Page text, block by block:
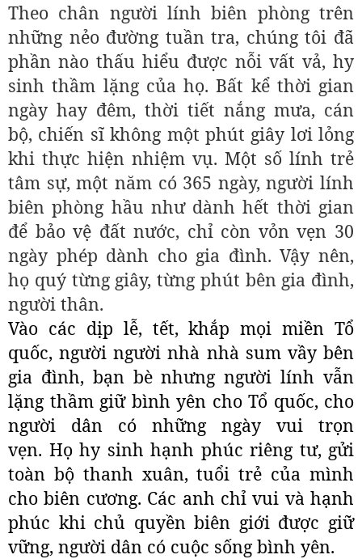
Theo chân người lính biên phòng trên
những nẻo đường tuần tra, chúng tôi đã
phần nào thấu hiểu được nỗi vất vả, hy
sinh thầm lặng của họ. Bất kể thời gian
ngày hay đêm, thời tiết nắng mưa, cán
bộ, chiến sĩ không một phút giây lơi lỏng
khi thực hiện nhiệm vụ. Một số lính trẻ
tâm sự, một năm có 365 ngày, người lính
biên phòng hầu như dành hết thời gian
để bảo vệ đất nước, chỉ còn vỏn vẹn 30
ngày phép dành cho gia đình. Vậy nên,
họ quý từng giây, từng phút bên gia đình,
người thân.
Vào các dịp lễ, tết, khắp mọi miền Tổ
quốc, người người nhà nhà sum vầy bên
gia đình, bạn bè nhưng người lính vẫn
lặng thầm giữ bình yên cho Tổ quốc, cho
người dân có những ngày vui trọn
vẹn. Họ hy sinh hạnh phúc riêng tư, gửi
toàn bộ thanh xuân, tuổi trẻ của mình
cho biên cương. Các anh chỉ vui và hạnh
phúc khi chủ quyền biên giới được giữ
vững, người dân có cuộc sống bình yên.